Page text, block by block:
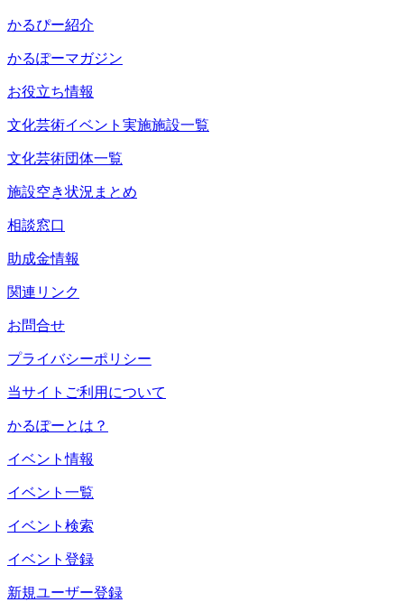
かるぴー紹介
かるぽーマガジン
お役立ち情報
文化芸術イベント実施施設一覧
文化芸術団体一覧
施設空き状況まとめ
相談窓口
助成金情報
関連リンク
お問合せ
プライバシーポリシー
当サイトご利用について
かるぽーとは？
イベント情報
イベント一覧
イベント検索
イベント登録
新規ユーザー登録